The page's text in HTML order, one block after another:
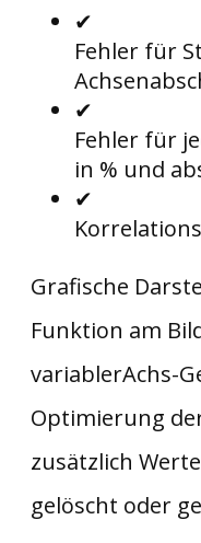
✔
Fehler für
✔
Fehler für
in % und
✔
Grafische
Funktion am
variablerAchs-
Optimierung
zusätzlich
gelöscht oder